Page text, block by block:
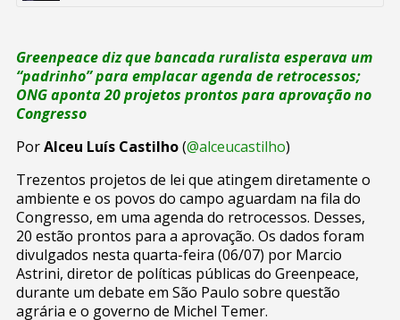
Greenpeace diz que bancada ruralista esperava um
“padrinho” para emplacar agenda de retrocessos;
ONG aponta 20 projetos prontos para aprovação no
Congresso
PorAlceu Luís Castilho(@alceucastilho)
Trezentos projetos de lei que atingem diretamente o
ambiente e os povos do campo aguardam na fila do
Congresso, em uma agenda do retrocessos. Desses,
20 estão prontos para a aprovação. Os dados foram
divulgados nesta quarta-feira (06/07) por Marcio
Astrini, diretor de políticas públicas do Greenpeace,
durante um debate em São Paulo sobre questão
agrária e o governo de Michel Temer.